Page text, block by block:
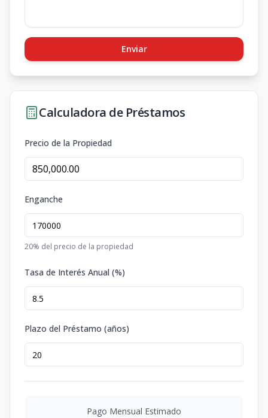
Enviar
Calculadora de Préstamos
Precio de la Propiedad
Enganche
20% del precio de la propiedad
Tasa de Interés Anual (%)
Plazo del Préstamo (años)
Pago Mensual Estimado